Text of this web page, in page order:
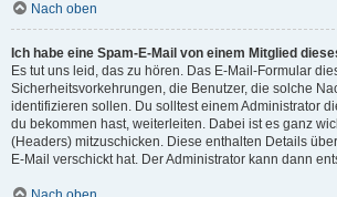
Nach oben
Ich habe eine Spam-E-Mail von einem Mitglied
Es tut uns leid, das zu hören. Das E-Mail-Formular
Sicherheitsvorkehrungen, die Benutzer, die solche
identifizieren sollen. Du solltest einem Administrator
du bekommen hast, weiterleiten. Dabei ist es ganz
(Headers) mitzuschicken. Diese enthalten Details
E-Mail verschickt hat. Der Administrator kann dann